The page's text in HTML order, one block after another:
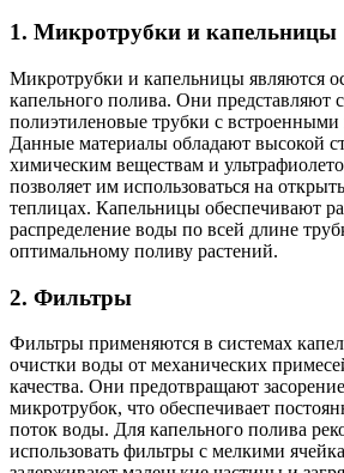
1. Микротрубки и капельницы
Микротрубки и капельницы являются
капельного полива. Они представляют
полиэтиленовые трубки с
Данные материалы обладают высокой
химическим веществам и
позволяет им использоваться на
теплицах. Капельницы обеспечивают
распределение воды по всей длине
оптимальному поливу растений.
2. Фильтры
Фильтры применяются в системах
очистки воды от механических
качества. Они предотвращают
микротрубок, что обеспечивает
поток воды. Для капельного полива
использовать фильтры с мелкими